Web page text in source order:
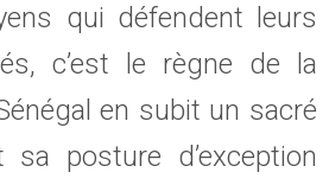
qui défendent leurs
c’est le règne de la
en subit un sacré
posture d’exception